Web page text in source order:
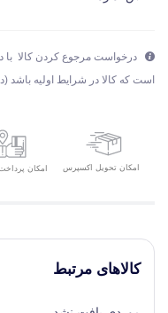
درخواست مرجوع کردن کالا با
است که کالا در شرایط اولیه باشد
امکان تحویل اکسپرس امکان
کالاهای مرتبط